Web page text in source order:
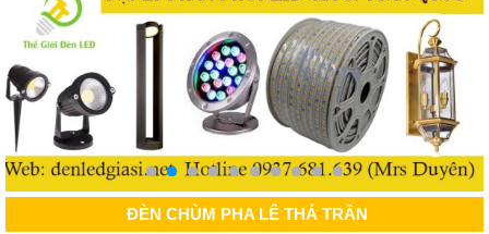
ĐÈN CHÙM PHA LÊ THẢ TRẦN